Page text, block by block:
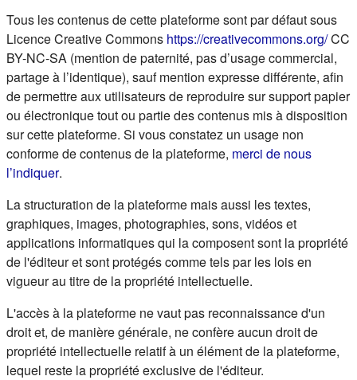
Tous les contenus de cette plateforme sont par défaut sous
Licence Creative Commons https://creativecommons.org/CC
BY-NC-SA (mention de paternité, pas d’usage commercial,
partage à l’identique), sauf mention expresse différente, afin
de permettre aux utilisateurs de reproduire sur support papier
ou électronique tout ou partie des contenus mis à disposition
sur cette plateforme. Si vous constatez un usage non
conforme de contenus de la plateforme, merci de nous
l’indiquer(s'ouvre dans un nouvel onglet)
.
La structuration de la plateforme mais aussi les textes,
graphiques, images, photographies, sons, vidéos et
applications informatiques qui la composent sont la propriété
de l'éditeur et sont protégés comme tels par les lois en
vigueur au titre de la propriété intellectuelle.
L'accès à la plateforme ne vaut pas reconnaissance d'un
droit et, de manière générale, ne confère aucun droit de
propriété intellectuelle relatif à un élément de la plateforme,
lequel reste la propriété exclusive de l'éditeur.